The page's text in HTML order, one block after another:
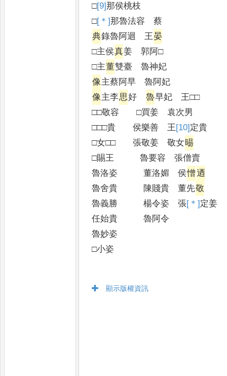
□[9]那侯桃枝
□[＊]那魯法容 蔡
典錄魯阿迴 王晏
□主侯真姜 郭阿□
□主董雙臺 魯神妃
像 主蔡阿早 魯阿妃
像 主李思好 魯早妃 王□□
□□敬容 □買姜 袁次男
□□□貴 侯樂善 王[10]定貴
□女□□ 張敬姜 敬女晹
□賜王 魯要容 張僧賣
魯洛姿 董洛媚 侯憎迺
魯舍貴 陳賤貴 董先敬
魯義勝 楊令姿 張[＊]定姜
任始貴 魯阿令
魯妙姿
□小姿
顯示版權資訊